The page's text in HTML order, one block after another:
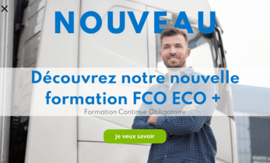
Formations par ville
Saint-Paul, La
Réunion
Ancenis Calais
Dunkerque Saint-Priest
Bondues